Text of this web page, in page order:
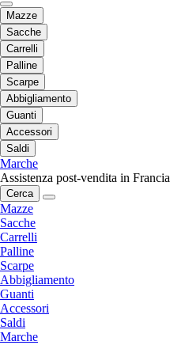
Mazze
Sacche
Carrelli
Palline
Scarpe
Abbigliamento
Guanti
Accessori
Saldi
Marche
Assistenza post-vendita in Francia
Cerca
Mazze
Sacche
Carrelli
Palline
Scarpe
Abbigliamento
Guanti
Accessori
Saldi
Marche